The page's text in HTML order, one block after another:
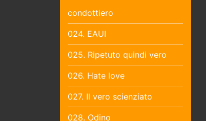
condottiero
024. EAUI
025. Ripetuto quindi vero
026. Hate love
027. Il vero scienziato
028. Odino